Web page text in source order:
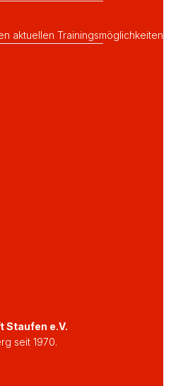
aktuellen Trainingsmöglichkeiten
e.V.
seit 1970.